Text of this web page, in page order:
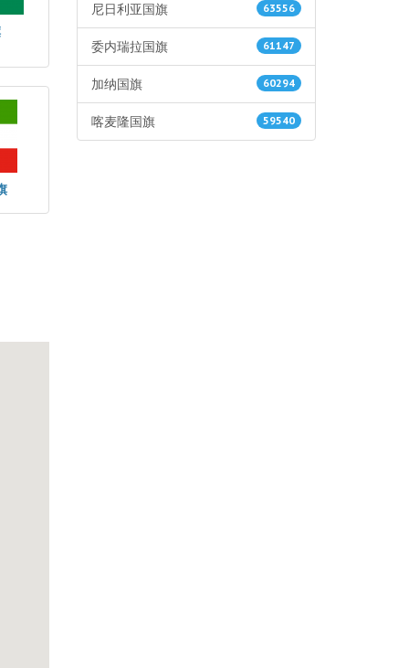
63556
尼日利亚国旗
61147
委内瑞拉国旗
60294
加纳国旗
59540
喀麦隆国旗